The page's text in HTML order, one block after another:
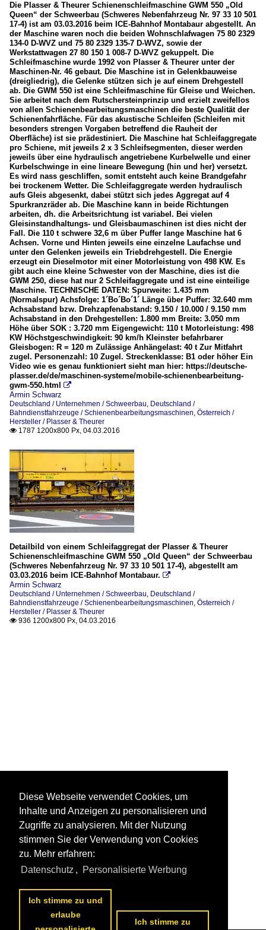
Die Plasser & Theurer Schienenschleifmaschine GWM 550 „Old
Queen“ der Schweerbau (Schweres Nebenfahrzeug Nr. 97 33 10 501
17-4) ist am 03.03.2016 beim ICE-Bahnhof Montabaur abgestellt. An
der Maschine waren noch die beiden Wohnschlafwagen 75 80 2329
134-0 D-WVZ und 75 80 2329 135-7 D-WVZ, sowie der
Werkstattwagen 27 80 150 1 008-7 D-WVZ gekuppelt. Die
Schleifmaschine wurde 1992 von Plasser & Theurer unter der
Maschinen-Nr. 46 gebaut. Die Maschine ist in Gelenkbauweise
(dreigliedrig), die Gelenke stützen sich je auf einem Drehgestell
ab. Die GWM 550 ist eine Schleifmaschine für Gleise und Weichen.
Sie arbeitet nach dem Rutschersteinprinzip und erzielt zweifellos
von allen Schienenbearbeitungsmaschinen die beste Qualität der
Schienenfahrfläche. Für das akustische Schleifen (Schleifen mit
besonders strengen Vorgaben betreffend die Rauheit der
Oberfläche) ist sie prädestiniert. Die Maschine hat Schleifaggregate
pro Schiene, mit jeweils 2 x 3 Schleifsegmenten, dieser werden
jeweils über eine hydraulisch angetriebene Kurbelwelle und einer
Kurbelschwinge in eine lineare Bewegung (hin und her) versetzt.
Es wird nass geschliffen, somit entsteht auch keine Brandgefahr
bei trockenem Wetter. Die Schleifaggregate werden hydraulisch
aufs Gleis abgesenkt, dabei stützt sich jedes Aggregat auf 4
Spurkranzräder ab. Die Maschine kann in beide Richtungen
arbeiten, dh. die Arbeitsrichtung ist variabel. Bei vielen
Gleisinstandhaltungs- und Gleisbaumaschinen ist dies nicht der
Fall. Die 110 t schwere 32,6 m über Puffer lange Maschine hat 6
Achsen. Vorne und Hinten jeweils eine einzelne Laufachse und
unter den Gelenken jeweils ein Triebdrehgestell. Die Energie
erzeugt ein Dieselmotor mit einer Motorleistung von 498 KW. Es
gibt auch eine kleine Schwester von der Maschine, dies ist die
GWM 250, diese hat nur 2 Schleifaggregate und ist eine einteilige
Maschine. TECHNISCHE DATEN: Spurweite: 1.435 mm
(Normalspur) Achsfolge: 1´Bo´Bo´1´ Länge über Puffer: 32.640 mm
Achsabstand bzw. Drehzapfenabstand: 9.150 / 10.000 / 9.150 mm
Achsabstand in den Drehgestellen: 1.800 mm Breite: 3.050 mm
Höhe über SOK : 3.720 mm Eigengewicht: 110 t Motorleistung: 498
KW Höchstgeschwindigkeit: 90 km/h Kleinster befahrbarer
Gleisbogen: R = 120 m Zulässige Anhängelast: 40 t Zur Mitfahrt
zugel. Personenzahl: 10 Zugel. Streckenklasse: B1 oder höher Ein
Video wie es genau funktioniert sieht man hier: https://deutsche-
plasser.de/de/maschinen-systeme/mobile-schienenbearbeitung-
gwm-550.html

Armin Schwarz
Deutschland / Unternehmen / Schweerbau, Deutschland /
Bahndienstfahrzeuge / Schienenbearbeitungsmaschinen, Österreich /
Hersteller / Plasser & Theurer
 1787 1200x800 Px, 04.03.2016
Detailbild von einem Schleifaggregat der Plasser & Theurer
Schienenschleifmaschine GWM 550 „Old Queen“ der Schweerbau
(Schweres Nebenfahrzeug Nr. 97 33 10 501 17-4), abgestellt am
03.03.2016 beim ICE-Bahnhof Montabaur. 
Armin Schwarz
Deutschland / Unternehmen / Schweerbau, Deutschland /
Bahndienstfahrzeuge / Schienenbearbeitungsmaschinen, Österreich /
Hersteller / Plasser & Theurer
 936 1200x800 Px, 04.03.2016
Diese Webseite verwendet Cookies, um
Inhalte und Anzeigen zu personalisieren und
Zugriffe zu analysieren. Mit der Nutzung
stimmen Sie der Verwendung von Cookies
zu. Mehr erfahren:
Datenschutz , Personalisierte Werbung
Ich stimme zu und
erlaube
Ich stimme zu